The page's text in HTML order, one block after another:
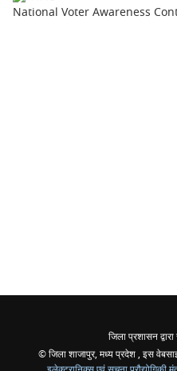
National Voter Awareness
जिला प्रशासन
© जिला शाजापुर, मध्य प्रदेश , इस